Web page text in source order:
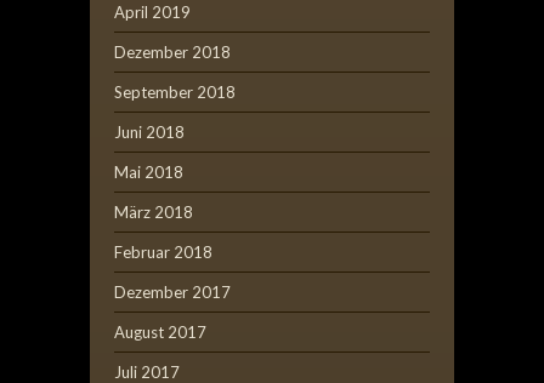
April 2019
Dezember 2018
September 2018
Juni 2018
Mai 2018
März 2018
Februar 2018
Dezember 2017
August 2017
Juli 2017